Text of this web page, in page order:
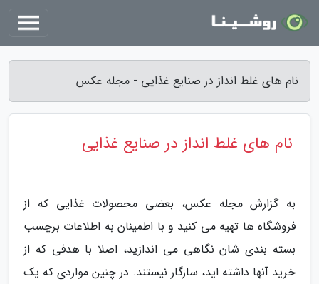
نام های غلط انداز در صنایع غذایی - مجله عکس
نام های غلط انداز در صنایع غذایی
به گزارش مجله عکس، بعضی محصولات غذایی که از
فروشگاه ها تهیه می کنید و با اطمینان به اطلاعات برچسب
بسته بندی شان نگاهی می اندازید، اصلا با هدفی که از
خرید آنها داشته اید، سازگار نیستند. در چنین مواردی که یک